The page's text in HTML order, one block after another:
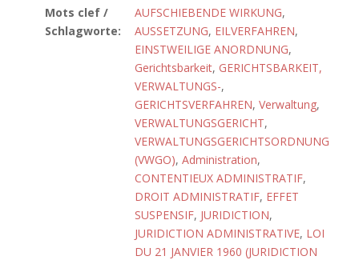
Mots clef /
Schlagworte:
AUFSCHIEBENDE WIRKUNG,
AUSSETZUNG, EILVERFAHREN,
EINSTWEILIGE ANORDNUNG,
Gerichtsbarkeit, GERICHTSBARKEIT,
VERWALTUNGS-,
GERICHTSVERFAHREN, Verwaltung,
VERWALTUNGSGERICHT,
VERWALTUNGSGERICHTSORDNUNG
(VWGO), Administration,
CONTENTIEUX ADMINISTRATIF,
DROIT ADMINISTRATIF, EFFET
SUSPENSIF, JURIDICTION,
JURIDICTION ADMINISTRATIVE, LOI
DU 21 JANVIER 1960 (JURIDICTION